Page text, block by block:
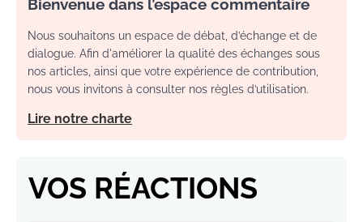
Bienvenue dans l’espace commentaire
Nous souhaitons un espace de débat, d’échange et de
dialogue. Afin d'améliorer la qualité des échanges sous
nos articles, ainsi que votre expérience de contribution,
nous vous invitons à consulter nos règles d’utilisation.
Lire notre charte
VOS RÉACTIONS